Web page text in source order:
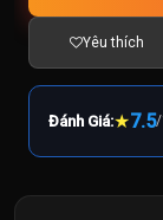
Yêu thích
Đánh Giá:★7.5/